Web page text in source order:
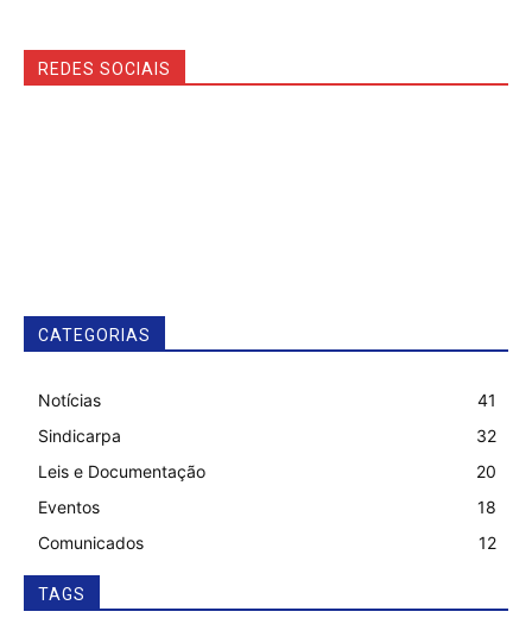
REDES SOCIAIS
CATEGORIAS
Notícias
41
Sindicarpa
32
Leis e Documentação
20
Eventos
18
Comunicados
12
TAGS